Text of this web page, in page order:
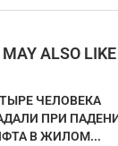
MAY ALSO LIKE
ЧЕЛОВЕКА
ПРИ
В ЖИЛОМ...